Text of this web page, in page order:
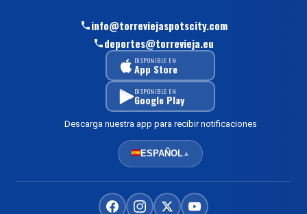
info@torreviejaspotscity.com
deportes@torrevieja.eu
DISPONIBLE EN
App Store
DISPONIBLE EN
Google Play
Descarga nuestra app para recibir notificaciones
ESPAÑOL▲